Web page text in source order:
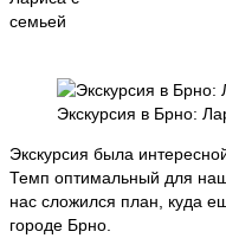
Экскурсия в Брно:
Экскурсия была
Темп оптимальный для
нас сложился план, куда
городе Брно.